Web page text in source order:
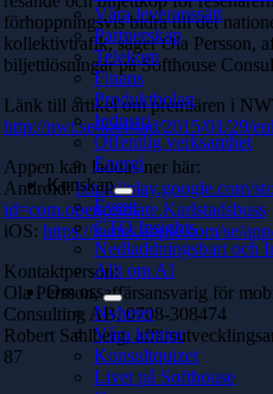
Våra leveranssätt
Partnerskap
Telekom
Finans
Produktbolag
Industri
Offentlig verksamhet
Energi
Kunskap
Event
CTO Insights
Nedladdningsbart och
Allt om AI
Om oss
Nyheter
Våra kontor
Konsultquizet
Livet på Softhouse
förhoppningsvis bidra till det
kollektivtrafik, säger Ola Persson,
biljettlösningar på Softhouse
Länk till artikel om premiären i
http://nwt.se/karlstad/2015/01/29/
Appen kan laddas ner här:
Android:https://play.google.com/
id=com.openprimate.Karlstadsbuss
iOS: https://itunes.apple.com/se/
Kontaktperson:
Ola Persson, affärsansvarig för
Consulting AB, 0708-308474
Robert Sahlberg,
87